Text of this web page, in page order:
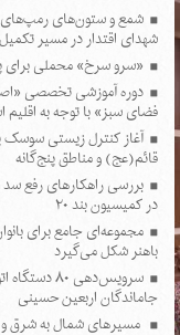
شمع و ستون‌های
شهدای اقتدار در مسیر تکمیل
«سرو سرخ» محملی برای
دوره آموزشی تخصصی
فضای سبز» با توجه به اقلیم
آغاز کنترل زیستی
قائم(عج) و مناطق پنج‌گانه
بررسی راهکارهای رفع
در کمیسیون بند ۲۰
مجموعه‌ای جامع برای
باهنر شکل می‌گیرد
سرویس‌دهی ۸۰
جاماندگان اربعین حسینی
مسیرهای شمال به شرق